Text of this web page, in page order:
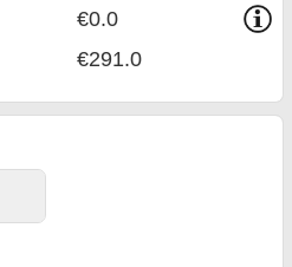
€0.0
€291.0